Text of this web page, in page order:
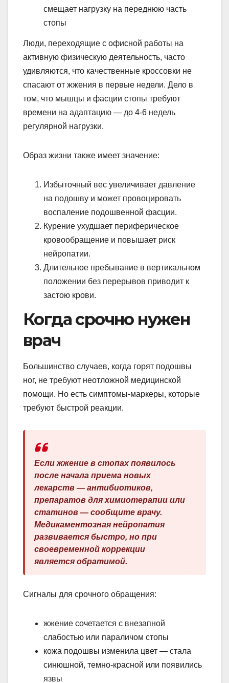
смещает нагрузку на переднюю часть
стопы
Люди, переходящие с офисной работы на
активную физическую деятельность, часто
удивляются, что качественные кроссовки не
спасают от жжения в первые недели. Дело в
том, что мышцы и фасции стопы требуют
времени на адаптацию — до 4-6 недель
регулярной нагрузки.
Образ жизни также имеет значение:
Избыточный вес увеличивает давление
на подошву и может провоцировать
воспаление подошвенной фасции.
Курение ухудшает периферическое
кровообращение и повышает риск
нейропатии.
Длительное пребывание в вертикальном
положении без перерывов приводит к
застою крови.
Когда срочно нужен
врач
Большинство случаев, когда горят подошвы
ног, не требуют неотложной медицинской
помощи. Но есть симптомы-маркеры, которые
требуют быстрой реакции.
Если жжение в стопах появилось
после начала приема новых
лекарств — антибиотиков,
препаратов для химиотерапии или
статинов — сообщите врачу.
Медикаментозная нейропатия
развивается быстро, но при
своевременной коррекции
является обратимой.
Сигналы для срочного обращения:
жжение сочетается с внезапной
слабостью или параличом стопы
кожа подошвы изменила цвет — стала
синюшной, темно-красной или появились
язвы